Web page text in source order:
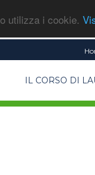
utilizza i cookie.
IL CORSO DI